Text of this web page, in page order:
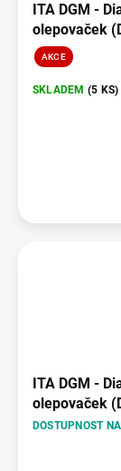
ITA DGM -
olepovaček
AKCE
SKLADEM (5 KS)
ITA DGM -
olepovaček
DOSTUPNOST